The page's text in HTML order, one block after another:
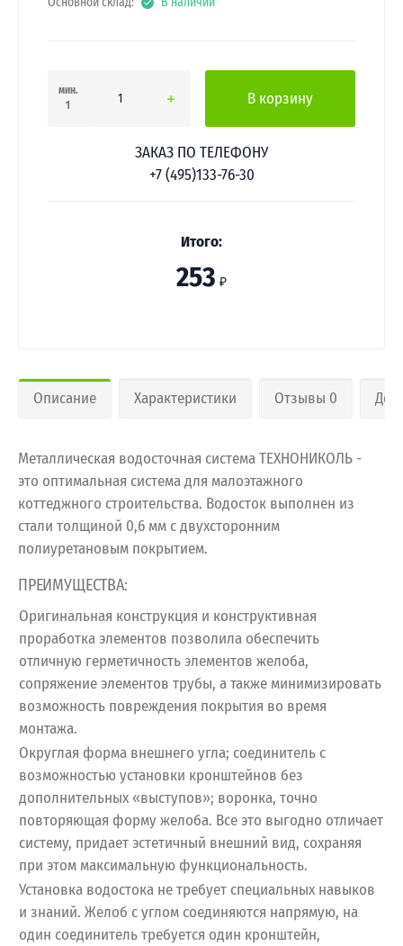
мин.
1
В корзину
ЗАКАЗ ПО ТЕЛЕФОНУ
+7 (495)133-76-30
Итого:
253 ₽
Описание Характеристики Отзывы 0
Металлическая водосточная система ТЕХНОНИКОЛЬ -
это оптимальная система для малоэтажного
коттеджного строительства. Водосток выполнен из
стали толщиной 0,6 мм с двухсторонним
полиуретановым покрытием.
ПРЕИМУЩЕСТВА:
Оригинальная конструкция и конструктивная
проработка элементов позволила обеспечить
отличную герметичность элементов желоба,
сопряжение элементов трубы, а также минимизировать
возможность повреждения покрытия во время
монтажа.
Округлая форма внешнего угла; соединитель с
возможностью установки кронштейнов без
дополнительных «выступов»; воронка, точно
повторяющая форму желоба. Все это выгодно отличает
систему, придает эстетичный внешний вид, сохраняя
при этом максимальную функциональность.
Установка водостока не требует специальных навыков
и знаний. Желоб с углом соединяются напрямую, на
один соединитель требуется один кронштейн,